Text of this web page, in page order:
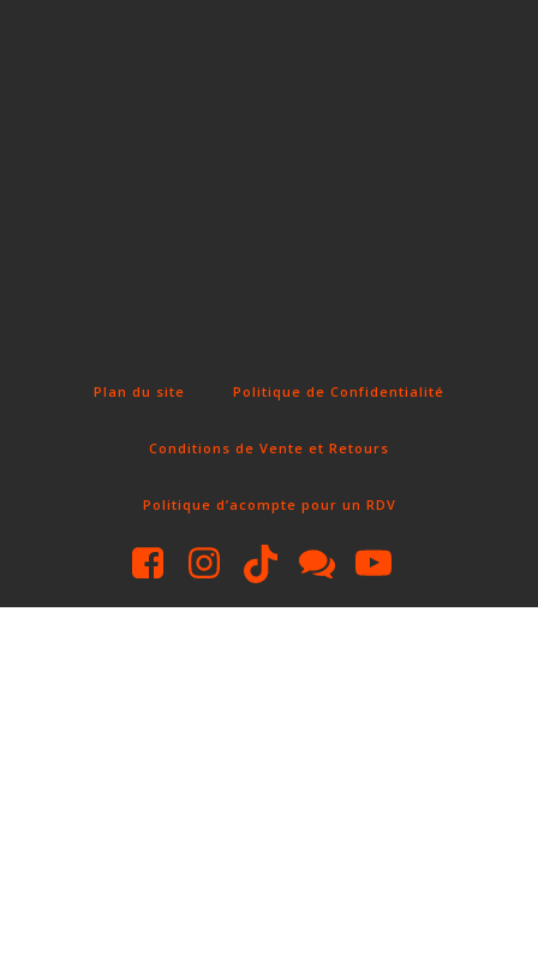
Plan du site Politique de Confidentialité
Conditions de Vente et Retours
Politique d’acompte pour un RDV